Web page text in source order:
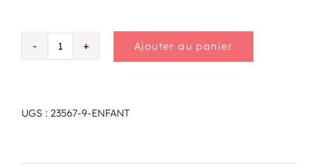
quantité
Ajouter au panier
UGS : 23567-9-ENFANT